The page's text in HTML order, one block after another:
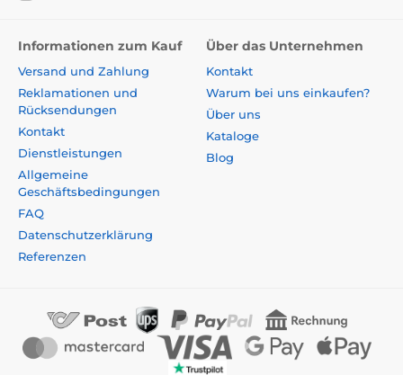
Informationen zum Kauf
Versand und Zahlung
Reklamationen und
Rücksendungen
Kontakt
Dienstleistungen
Allgemeine
Geschäftsbedingungen
FAQ
Datenschutzerklärung
Referenzen
Über das Unternehmen
Kontakt
Warum bei uns einkaufen?
Über uns
Kataloge
Blog